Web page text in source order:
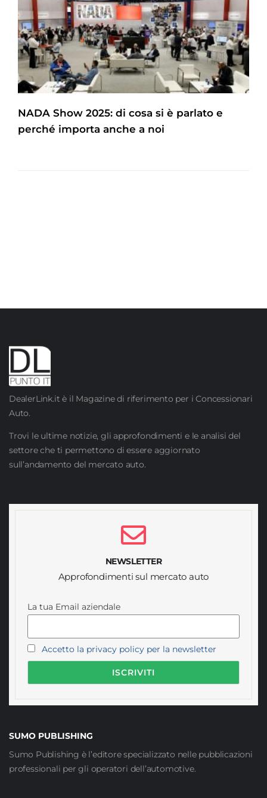
NADA Show 2025: di cosa si è parlato e
perché importa anche a noi
DealerLink.it è il Magazine di riferimento per i Concessionari
Auto.
Trovi le ultime notizie, gli approfondimenti e le analisi del
settore che ti permettono di essere aggiornato
sull’andamento del mercato auto.
NEWSLETTER
Approfondimenti sul mercato auto
La tua Email aziendale
Accetto la privacy policy per la newsletter
SUMO PUBLISHING
Sumo Publishing è l’editore specializzato nelle pubblicazioni
professionali per gli operatori dell’automotive.